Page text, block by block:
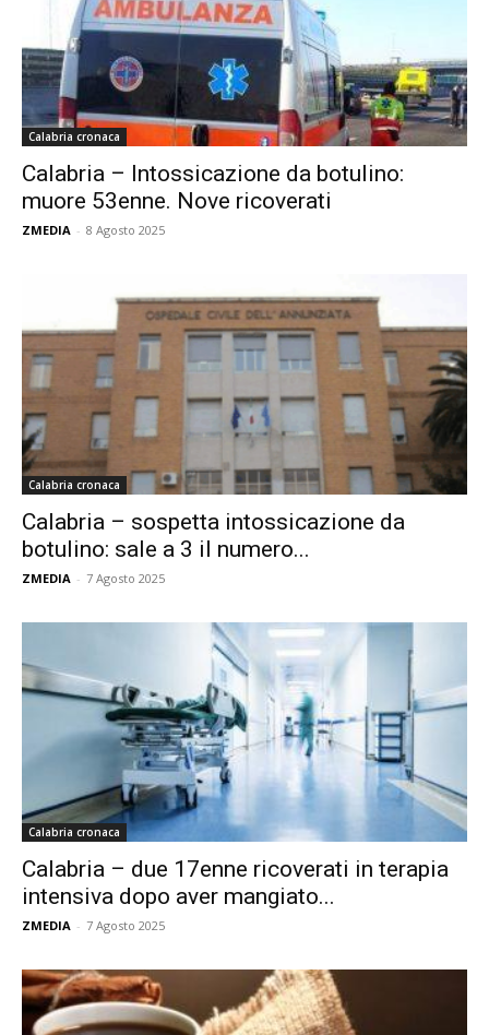
Calabria cronaca
Calabria – Intossicazione da botulino:
muore 53enne. Nove ricoverati
ZMEDIA - 8 Agosto 2025
Calabria cronaca
Calabria – sospetta intossicazione da
botulino: sale a 3 il numero...
ZMEDIA - 7 Agosto 2025
Calabria cronaca
Calabria – due 17enne ricoverati in terapia
intensiva dopo aver mangiato...
ZMEDIA - 7 Agosto 2025